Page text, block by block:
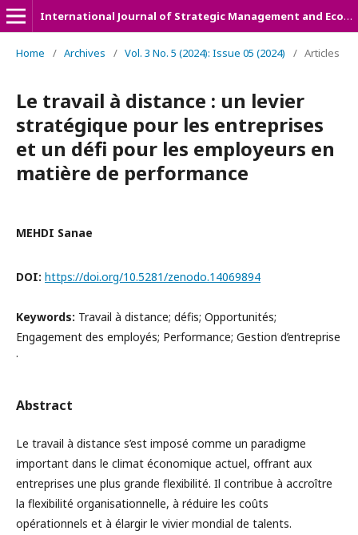
International Journal of Strategic Management and Economic Studies (IJSMES)
Home / Archives / Vol. 3 No. 5 (2024): Issue 05 (2024) / Articles
Le travail à distance : un levier
stratégique pour les entreprises
et un défi pour les employeurs en
matière de performance
MEHDI Sanae
DOI: https://doi.org/10.5281/zenodo.14069894
Keywords: Travail à distance; défis; Opportunités;
Engagement des employés; Performance; Gestion d’entreprise
.
Abstract
Le travail à distance s’est imposé comme un paradigme
important dans le climat économique actuel, offrant aux
entreprises une plus grande flexibilité. Il contribue à accroître
la flexibilité organisationnelle, à réduire les coûts
opérationnels et à élargir le vivier mondial de talents.